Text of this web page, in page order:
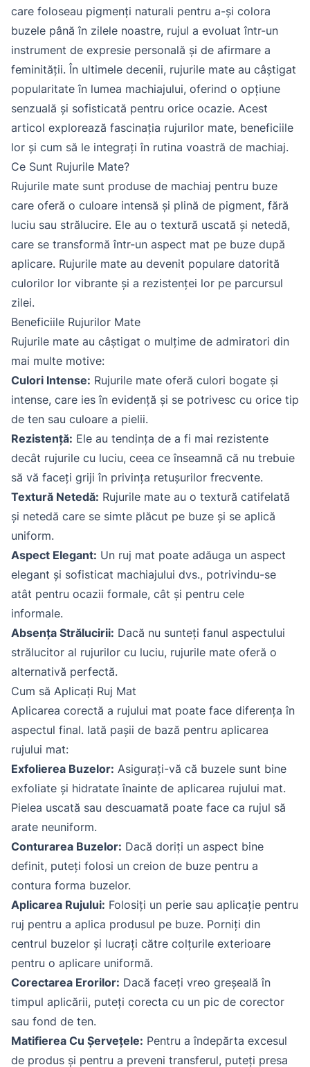
care foloseau pigmenți naturali pentru a-și colora
buzele până în zilele noastre, rujul a evoluat într-un
instrument de expresie personală și de afirmare a
feminității. În ultimele decenii, rujurile mate au câștigat
popularitate în lumea machiajului, oferind o opțiune
senzuală și sofisticată pentru orice ocazie. Acest
articol explorează fascinația rujurilor mate, beneficiile
lor și cum să le integrați în rutina voastră de machiaj.
Ce Sunt Rujurile Mate?
Rujurile mate sunt produse de machiaj pentru buze
care oferă o culoare intensă și plină de pigment, fără
luciu sau strălucire. Ele au o textură uscată și netedă,
care se transformă într-un aspect mat pe buze după
aplicare. Rujurile mate au devenit populare datorită
culorilor lor vibrante și a rezistenței lor pe parcursul
zilei.
Beneficiile Rujurilor Mate
Rujurile mate au câștigat o mulțime de admiratori din
mai multe motive:
Culori Intense: Rujurile mate oferă culori bogate și
intense, care ies în evidență și se potrivesc cu orice tip
de ten sau culoare a pielii.
Rezistență: Ele au tendința de a fi mai rezistente
decât rujurile cu luciu, ceea ce înseamnă că nu trebuie
să vă faceți griji în privința retușurilor frecvente.
Textură Netedă: Rujurile mate au o textură catifelată
și netedă care se simte plăcut pe buze și se aplică
uniform.
Aspect Elegant: Un ruj mat poate adăuga un aspect
elegant și sofisticat machiajului dvs., potrivindu-se
atât pentru ocazii formale, cât și pentru cele
informale.
Absența Strălucirii: Dacă nu sunteți fanul aspectului
strălucitor al rujurilor cu luciu, rujurile mate oferă o
alternativă perfectă.
Cum să Aplicați Ruj Mat
Aplicarea corectă a rujului mat poate face diferența în
aspectul final. Iată pașii de bază pentru aplicarea
rujului mat:
Exfolierea Buzelor: Asigurați-vă că buzele sunt bine
exfoliate și hidratate înainte de aplicarea rujului mat.
Pielea uscată sau descuamată poate face ca rujul să
arate neuniform.
Conturarea Buzelor: Dacă doriți un aspect bine
definit, puteți folosi un creion de buze pentru a
contura forma buzelor.
Aplicarea Rujului: Folosiți un perie sau aplicație pentru
ruj pentru a aplica produsul pe buze. Porniți din
centrul buzelor și lucrați către colțurile exterioare
pentru o aplicare uniformă.
Corectarea Erorilor: Dacă faceți vreo greșeală în
timpul aplicării, puteți corecta cu un pic de corector
sau fond de ten.
Matifierea Cu Șervețele: Pentru a îndepărta excesul
de produs și pentru a preveni transferul, puteți presa